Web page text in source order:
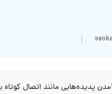
مانند اتصال کوتاه